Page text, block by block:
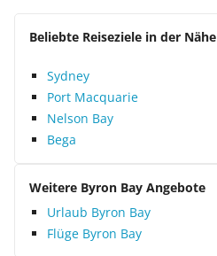
Beliebte Reiseziele in der Nähe
Sydney
Port Macquarie
Nelson Bay
Bega
Weitere Byron Bay Angebote
Urlaub Byron Bay
Flüge Byron Bay